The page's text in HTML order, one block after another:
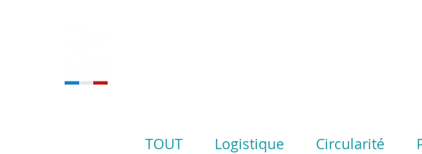
TOUT Logistique Circularité